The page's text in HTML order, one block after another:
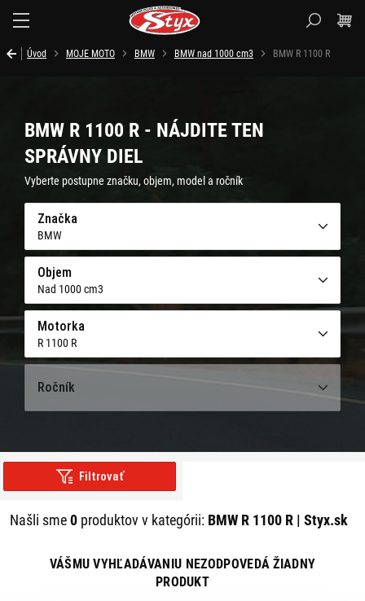
Úvod MOJE MOTO BMW BMW nad 1000 cm3 BMW R 1100 R
BMW R 1100 R - NÁJDITE TEN
SPRÁVNY DIEL
Vyberte postupne značku, objem, model a ročník
Značka
BMW
Objem
Nad 1000 cm3
Motorka
R 1100 R
Ročník
Filtrovať
Našli sme0 produktov v kategórii: BMW R 1100 R | Styx.sk
VÁŠMU VYHĽADÁVANIU NEZODPOVEDÁ ŽIADNY
PRODUKT